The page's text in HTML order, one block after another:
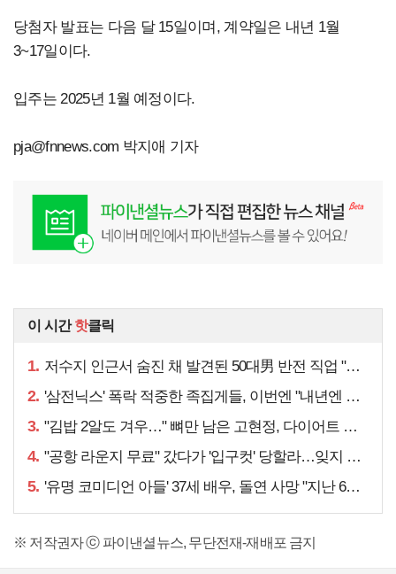
당첨자 발표는 다음 달 15일이며, 계약일은 내년 1월
3~17일이다.
입주는 2025년 1월 예정이다.
pja@fnnews.com 박지애 기자
이 시간핫클릭
1. 저수지 인근서 숨진 채 발견된 50대男 반전 직업 "얼마 전…"
2. '삼전닉스' 폭락 적중한 족집게들, 이번엔 "내년엔 더욱…"
3. "김밥 2알도 겨우…" 뼈만 남은 고현정, 다이어트 아니라
4. "공항 라운지 무료" 갔다가 '입구컷' 당할라…잊지 말아야 할 것
5. '유명 코미디언 아들' 37세 배우, 돌연 사망 "지난 6월에도…"
※ 저작권자 ⓒ 파이낸셜뉴스, 무단전재-재배포 금지